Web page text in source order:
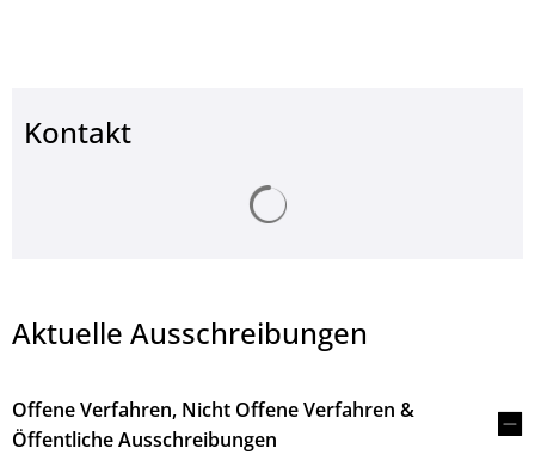
Kontakt
Aktuelle Ausschreibungen
Offene Verfahren, Nicht Offene Verfahren &
Öffentliche Ausschreibungen